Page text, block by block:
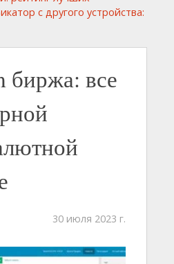
с другого устройства:
биржа: все
30 июля 2023 г.